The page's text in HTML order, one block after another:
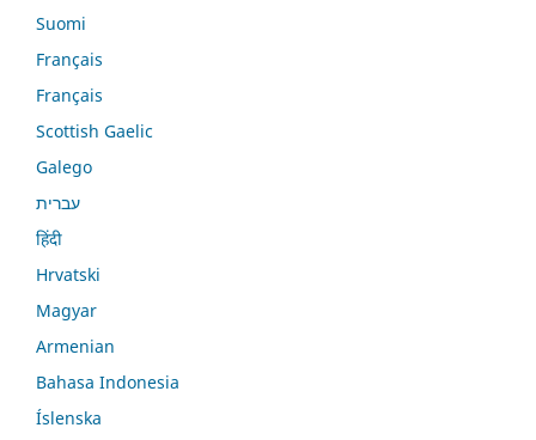
Suomi
Français
Français
Scottish Gaelic
Galego
עברית
हिंदी
Hrvatski
Magyar
Armenian
Bahasa Indonesia
Íslenska